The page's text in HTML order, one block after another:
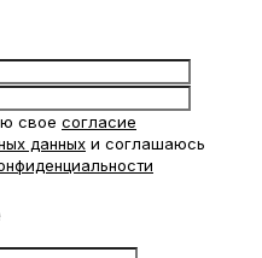
свое согласие
данных и соглашаюсь